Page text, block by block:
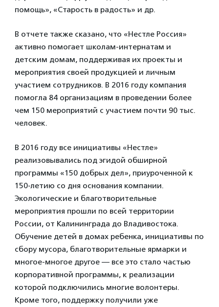
помощь», «Старость в радость» и др.
В отчете также сказано, что «Нестле Россия»
активно помогает школам-интернатам и
детским домам, поддерживая их проекты и
мероприятия своей продукцией и личным
участием сотрудников. В 2016 году компания
помогла 84 организациям в проведении более
чем 150 мероприятий с участием почти 90 тыс.
человек.
В 2016 году все инициативы «Нестле»
реализовывались под эгидой обширной
программы «150 добрых дел», приуроченной к
150-летию со дня основания компании.
Экологические и благотворительные
мероприятия прошли по всей территории
России, от Калининграда до Владивостока.
Обучение детей в домах ребенка, инициативы по
сбору мусора, благотворительные ярмарки и
многое-многое другое — все это стало частью
корпоративной программы, к реализации
которой подключились многие волонтеры.
Кроме того, поддержку получили уже